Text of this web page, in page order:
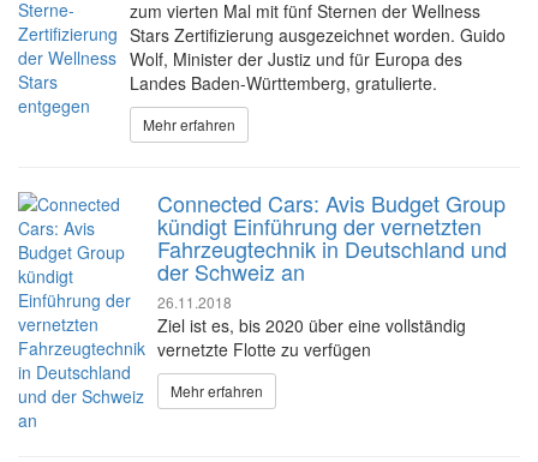
zum vierten Mal mit fünf Sternen der Wellness
Stars Zertifizierung ausgezeichnet worden. Guido
Wolf, Minister der Justiz und für Europa des
Landes Baden-Württemberg, gratulierte.
Mehr erfahren
Connected Cars: Avis Budget Group
kündigt Einführung der vernetzten
Fahrzeugtechnik in Deutschland und
der Schweiz an
26.11.2018
Ziel ist es, bis 2020 über eine vollständig
vernetzte Flotte zu verfügen
Mehr erfahren